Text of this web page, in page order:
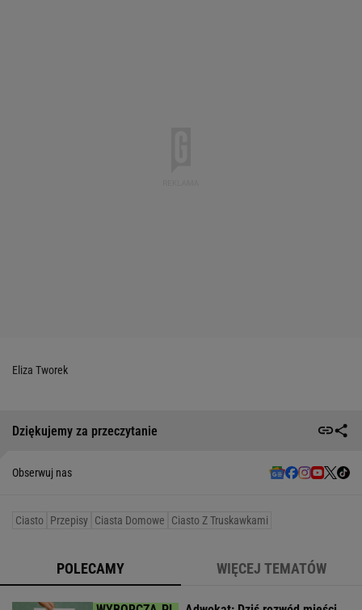
Eliza Tworek
Dziękujemy za przeczytanie
Obserwuj nas
Ciasto Przepisy Ciasta Domowe Ciasto Z Truskawkami
POLECAMY WIĘCEJ TEMATÓW